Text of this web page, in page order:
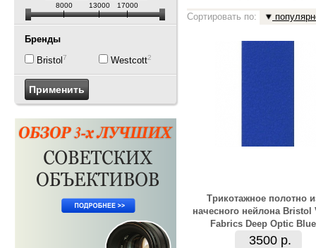
8000 13000 17000
Бренды
Bristol7 Westcott2
Сортировать по:
Трикотажное полотно
начесного нейлона Bristol
Fabrics Deep Optic Blue
3500 р.